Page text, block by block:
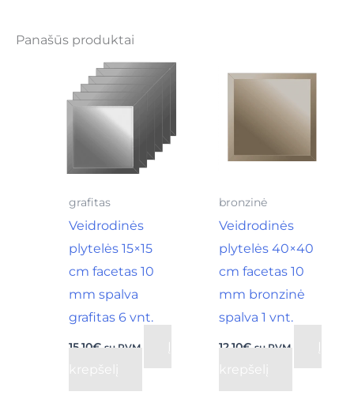
Panašūs produktai
grafitas
Veidrodinės
plytelės 15×15
cm facetas 10
mm spalva
grafitas 6 vnt.
15,10€ su PVM
krepšelį
bronzinė
Veidrodinės
plytelės 40×40
cm facetas 10
mm bronzinė
spalva 1 vnt.
12,10€ su PVM
krepšelį